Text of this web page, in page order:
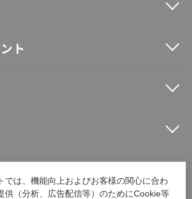
では、機能向上およびお客様の関心に合わ
供（分析、広告配信等）のためにCookie等
ト